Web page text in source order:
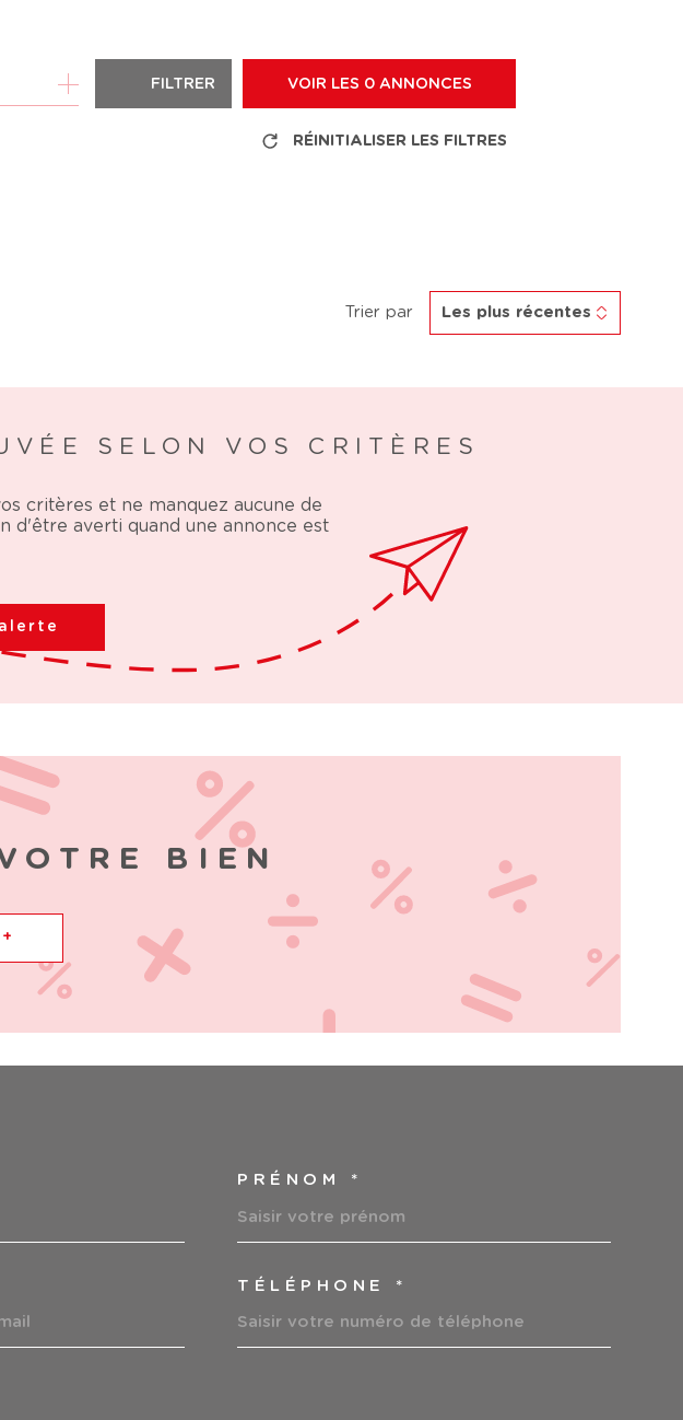
FILTRER VOIR LES 0ANNONCES
RÉINITIALISER LES FILTRES
Trier par Les plus récentes
SELON VOS CRITÈRES
critères et ne manquez aucune de
d'être averti quand une annonce est
BIEN
PRÉNOM *
TÉLÉPHONE *